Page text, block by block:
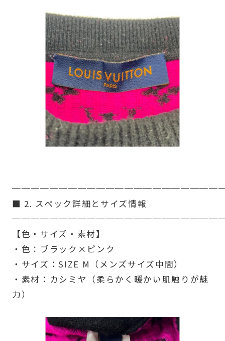
■ 2. スペック詳細とサイズ情報
【色・サイズ・素材】
・色：ブラック×ピンク
・サイズ：SIZE M（メンズサイズ中間）
・素材：カシミヤ（柔らかく暖かい肌触りが魅
力）